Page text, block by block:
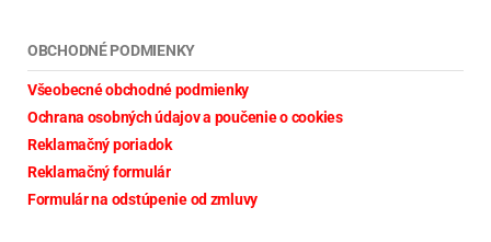
OBCHODNÉ PODMIENKY
Všeobecné obchodné podmienky
Ochrana osobných údajov a poučenie o cookies
Reklamačný poriadok
Reklamačný formulár
Formulár na odstúpenie od zmluvy